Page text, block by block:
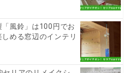
「風鈴」は100円でお
める窓辺のインテリ